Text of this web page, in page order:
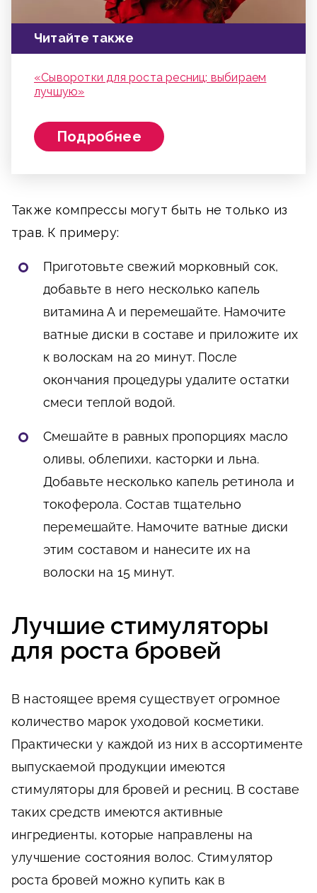
Читайте также
«Сыворотки для роста ресниц: выбираем
лучшую»
Подробнее
Также компрессы могут быть не только из
трав. К примеру:
Приготовьте свежий морковный сок,
добавьте в него несколько капель
витамина А и перемешайте. Намочите
ватные диски в составе и приложите их
к волоскам на 20 минут. После
окончания процедуры удалите остатки
смеси теплой водой.
Смешайте в равных пропорциях масло
оливы, облепихи, касторки и льна.
Добавьте несколько капель ретинола и
токоферола. Состав тщательно
перемешайте. Намочите ватные диски
этим составом и нанесите их на
волоски на 15 минут.
Лучшие стимуляторы
для роста бровей
В настоящее время существует огромное
количество марок уходовой косметики.
Практически у каждой из них в ассортименте
выпускаемой продукции имеются
стимуляторы для бровей и ресниц. В составе
таких средств имеются активные
ингредиенты, которые направлены на
улучшение состояния волос. Стимулятор
роста бровей можно купить как в